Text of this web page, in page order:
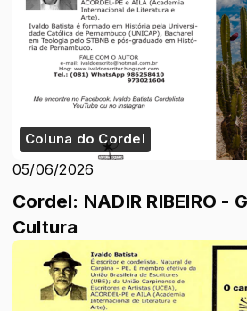
Coluna do Cordel
05/06/2026
Cordel: NADIR RIBEIRO -
Cultura